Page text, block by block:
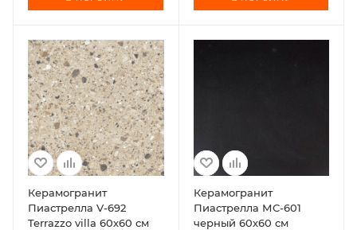
Керамогранит
Пиастрелла V-692
Terrazzo villa 60х60 см
Керамогранит
Пиастрелла МС-601
черный 60х60 см